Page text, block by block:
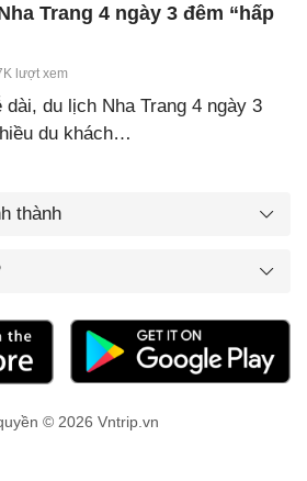
Trang 4 ngày 3 đêm “hấp
lượt xem
du lịch Nha Trang 4 ngày 3
du khách…
thành
© 2026 Vntrip.vn